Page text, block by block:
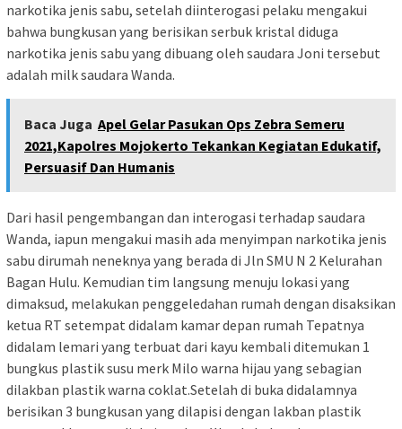
narkotika jenis sabu, setelah diinterogasi pelaku mengakui
bahwa bungkusan yang berisikan serbuk kristal diduga
narkotika jenis sabu yang dibuang oleh saudara Joni tersebut
adalah milk saudara Wanda.
Baca Juga Apel Gelar Pasukan Ops Zebra Semeru
2021,Kapolres Mojokerto Tekankan Kegiatan Edukatif,
Persuasif Dan Humanis
Dari hasil pengembangan dan interogasi terhadap saudara
Wanda, iapun mengakui masih ada menyimpan narkotika jenis
sabu dirumah neneknya yang berada di Jln SMU N 2 Kelurahan
Bagan Hulu. Kemudian tim langsung menuju lokasi yang
dimaksud, melakukan penggeledahan rumah dengan disaksikan
ketua RT setempat didalam kamar depan rumah Tepatnya
didalam lemari yang terbuat dari kayu kembali ditemukan 1
bungkus plastik susu merk Milo warna hijau yang sebagian
dilakban plastik warna coklat.Setelah di buka didalamnya
berisikan 3 bungkusan yang dilapisi dengan lakban plastik